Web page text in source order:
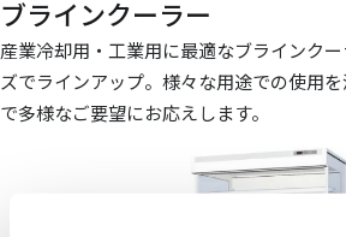
ブラインクーラー
産業冷却用・工業用に最適なブラインク
ズでラインアップ。様々な用途での使用
で多様なご要望にお応えします。